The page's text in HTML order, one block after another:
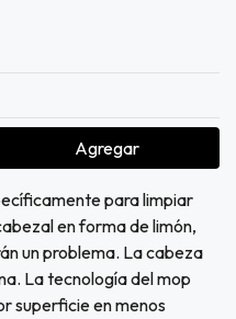
Agregar
para limpiar
en forma de limón,
un problema. La cabeza
La tecnología del mop
superficie en menos